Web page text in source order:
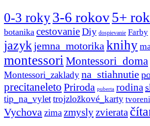
0-3 roky3-6 rokov5+
botanika cestovanieDiy dospievanie Farby
jazykjemna_motorika knihy
montessori Montessori_doma
Montessori_zakladyna_stiahnutie
precitaneleto Priroda puberta rodina
tip_na_vylettrojzložkové_karty
Vychova zima zmysly zvierata